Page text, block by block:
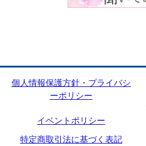
個人情報保護方針・プライバシ
ーポリシー
イベントポリシー
特定商取引法に基づく表記